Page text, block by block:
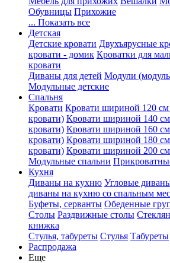
Обувницы Прихожие
... Показать все
Детская
Детские кровати Двухъярусные
кровати - домик Кроватки для
кровати
Диваны для детей Модули
Модульные детские
Спальня
Кровати Кровати шириной 120 см
кровати) Кровати шириной 140
кровати) Кровати шириной 160
кровати) Кровати шириной 180
кровати) Кровати шириной 200 см
Модульные спальни
Кухня
Диваны на кухню Угловые
диваны на кухню со спальным
Буфеты, серванты Обеденные
Столы Раздвижные столы
книжка
Стулья, табуреты Стулья Табуреты
Распродажа
Еще